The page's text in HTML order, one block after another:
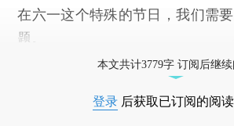
在六一这个特殊的节日，我们需
题。
本文共计3779字 订阅后继
登录 后获取已订阅的阅